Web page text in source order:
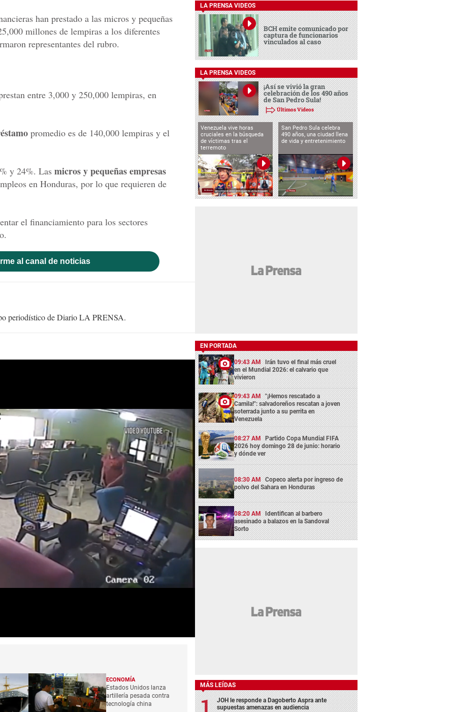
han prestado a las micros y pequeñas
millones de lempiras a los diferentes
representantes del rubro.
entre 3,000 y 250,000 lempiras, en
promedio es de 140,000 lempiras y el
y 24%. Las micros y pequeñas empresas
en Honduras, por lo que requieren de
el financiamiento para los sectores
al canal de noticias
periodístico de Diario LA PRENSA.
ECONOMÍA
Estados Unidos lanza
artillería pesada contra
tecnología china
LA PRENSA VIDEOS
BCH emite comunicado por
captura de funcionarios
vinculados al caso
LA PRENSA VIDEOS
¡Así se vivió la gran
celebración de los 490 años
de San Pedro Sula!
Últimos Videos
Venezuela vive horas
cruciales en la búsqueda
de víctimas tras el
terremoto
San Pedro Sula celebra
490 años, una ciudad llena
de vida y entretenimiento
EN PORTADA
09:43 AM Irán tuvo el final más cruel
en el Mundial 2026: el calvario que
vivieron
09:43 AM "¡Hemos rescatado a
Camila!": salvadoreños rescatan a joven
soterrada junto a su perrita en
Venezuela
08:27 AM Partido Copa Mundial FIFA
2026 hoy domingo 28 de junio: horario
y dónde ver
08:30 AM Copeco alerta por ingreso de
polvo del Sahara en Honduras
08:20 AM Identifican al barbero
asesinado a balazos en la Sandoval
Sorto
MÁS LEÍDAS
JOH le responde a Dagoberto Aspra ante
supuestas amenazas en audiencia